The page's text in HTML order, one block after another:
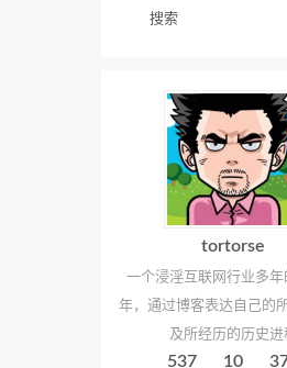
搜索
tortorse
一个浸淫互联网行业多年
年，通过博客表达自己的
及所经历的历史进
537 10